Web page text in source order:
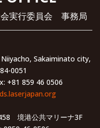
実行委員会 事務局
Sakaiminato city,
0051
+81 859 46 0506
境港公共マリーナ3F